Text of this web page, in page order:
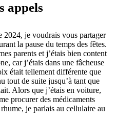
appels
2024, je voudrais vous partager
la pause du temps des fêtes.
parents et j’étais bien content
car j’étais dans une fâcheuse
était tellement différente que
tout de suite jusqu’à tant que
Alors que j’étais en voiture,
procurer des médicaments
je parlais au cellulaire au